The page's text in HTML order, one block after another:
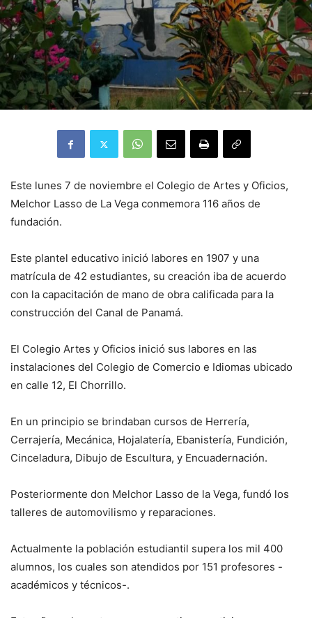
Este lunes 7 de noviembre el Colegio de Artes y Oficios,
Melchor Lasso de La Vega conmemora 116 años de
fundación.
Este plantel educativo inició labores en 1907 y una
matrícula de 42 estudiantes, su creación iba de acuerdo
con la capacitación de mano de obra calificada para la
construcción del Canal de Panamá.
El Colegio Artes y Oficios inició sus labores en las
instalaciones del Colegio de Comercio e Idiomas ubi­cado
en calle 12, El Chorrillo.
En un principio se brindaban cursos de He­rrería,
Cerrajería, Mecánica, Hojala­tería, Ebanistería, Fundición,
Cince­ladura, Dibujo de Escultura, y Encuadernación.
Posteriormente don Melchor Lasso de la Vega, fundó los
talleres de automovilis­mo y reparaciones.
Actualmente la población estudiantil supera los mil 400
alumnos, los cuales son atendidos por 151 profesores -
académicos y técnicos-.